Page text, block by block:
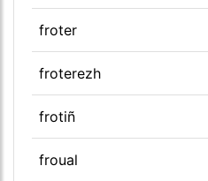
froter
froterezh
frotiñ
froual